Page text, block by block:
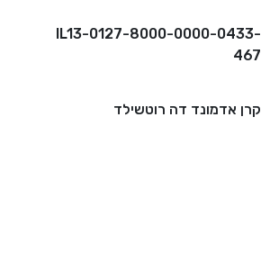
IL13-0127-8000-0000-0433-
467
קרן אדמונד דה רוטשילד